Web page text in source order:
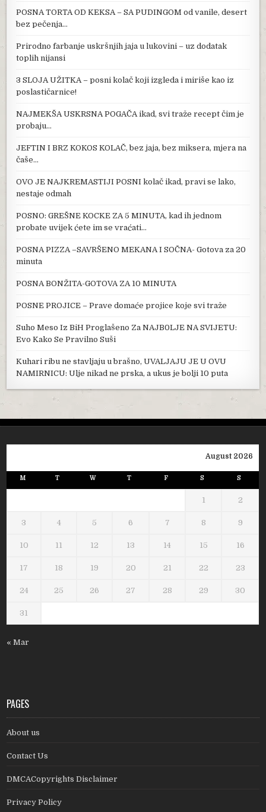
POSNA TORTA OD KEKSA – SA PUDINGOM od vanile, desert
bez pečenja…
Prirodno farbanje uskršnjih jaja u lukovini – uz dodatak
toplih nijansi
3 SLOJA UŽITKA – posni kolač koji izgleda i miriše kao iz
poslastičarnice!
NAJMEKŠA USKRSNA POGAČA ikad, svi traže recept čim je
probaju…
JEFTIN I BRZ KOKOS KOLAČ, bez jaja, bez miksera, mjera na
čaše…
OVO JE NAJKREMASTIJI POSNI kolač ikad, pravi se lako,
nestaje odmah
POSNO: GREŠNE KOCKE ZA 5 MINUTA, kad ih jednom
probate uvijek ćete im se vraćati…
POSNA PIZZA –SAVRŠENO MEKANA I SOČNA- Gotova za 20
minuta
POSNA BONŽITA-GOTOVA ZA 10 MINUTA
POSNE PROJICE – Prave domaće projice koje svi traže
Suho Meso Iz BiH Proglašeno Za NAJB0LJE NA SVIJETU:
Evo Kako Se Pravilno Suši
Kuhari ribu ne stavljaju u brašno, UVALJAJU JE U OVU
NAMIRNICU: Ulje nikad ne prska, a ukus je bolji 10 puta
August 2026
M T W T F S S
1 2
3 4 5 6 7 8 9
10 11 12 13 14 15 16
17 18 19 20 21 22 23
24 25 26 27 28 29 30
31
« Mar
PAGES
About us
Contact Us
DMCACopyrights Disclaimer
Privacy Policy